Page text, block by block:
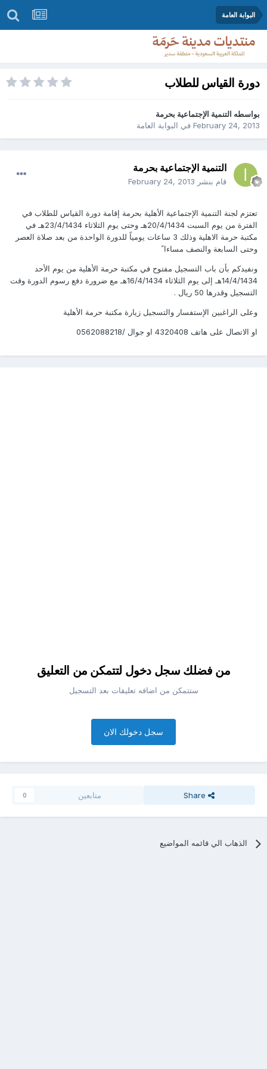
البوابة العامة
دورة القياس للطلاب
بواسطه التنمية الإجتماعية بحرمة
February 24, 2013في البوابة العامة
التنمية الإجتماعية بحرمة
قام بنشر February 24, 2013
تعتزم لجنة التنمية الإجتماعية الأهلية بحرمة إقامة دورة القياس للطلاب في
الفترة من يوم السبت 20/4/1434هـ وحتى يوم الثلاثاء 23/4/1434هـ في
مكتبة حرمة الاهلية وذلك 3 ساعات يومياً للدورة الواحدة من بعد صلاة العصر
وحتى السابعة والنصف مساءا ً
ونفيدكم بأن باب التسجيل مفتوح في مكتبة حرمة الأهلية من يوم الأحد
14/4/1434هـ إلى يوم الثلاثاء 16/4/1434هـ مع ضرورة دفع رسوم الدورة وقت
التسجيل وقدرها 50 ريال .
وعلى الراغبين الإستفسار والتسجيل زيارة مكتبة حرمة الأهلية
او الاتصال على هاتف 4320408 او جوال /0562088218
من فضلك سجل دخول لتتمكن من التعليق
ستتمكن من اضافه تعليقات بعد التسجيل
سجل دخولك الان
Share متابعين 0
الذهاب الي قائمه المواضيع